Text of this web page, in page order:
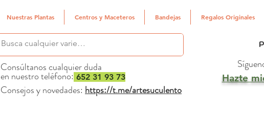
Nuestras Plantas Centros y Maceteros Bandejas Regalos Originales
Consúltanos cualquier duda
en nuestro teléfono: 652 31 93 73
Consejos y novedades: https://t.me/artesuculento
Hazte